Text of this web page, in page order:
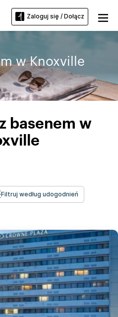
Zaloguj się / Dołącz
w Knoxville
basenem w
Filtruj według udogodnień